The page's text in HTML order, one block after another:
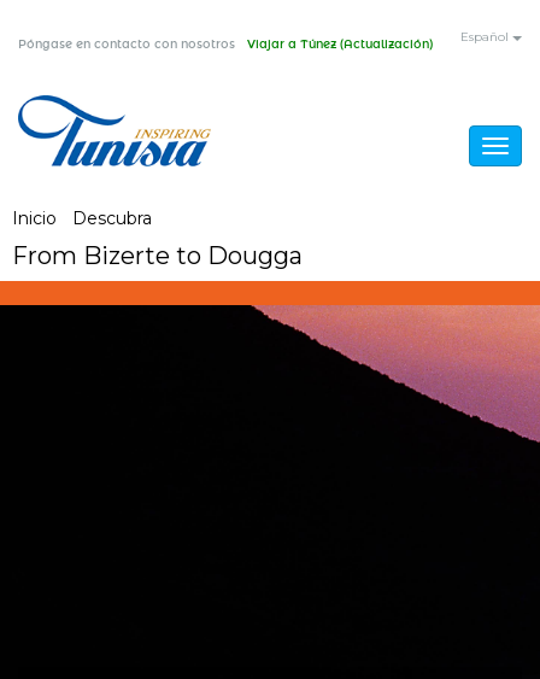
Pasar
principal
Español
Póngase en contacto con nosotros Viajar a Túnez (Actualización)
Usted
está
aquí
Inicio Descubra
From Bizerte to Dougga